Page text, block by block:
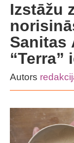
Izstāžu
Sanitas
“Terra”
Autors